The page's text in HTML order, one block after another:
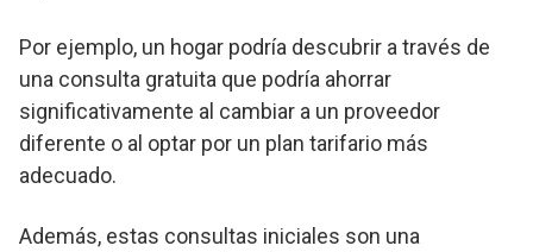
Por ejemplo, un hogar podría descubrir a través de
una consulta gratuita que podría ahorrar
significativamente al cambiar a un proveedor
diferente o al optar por un plan tarifario más
adecuado.
Además, estas consultas iniciales son una